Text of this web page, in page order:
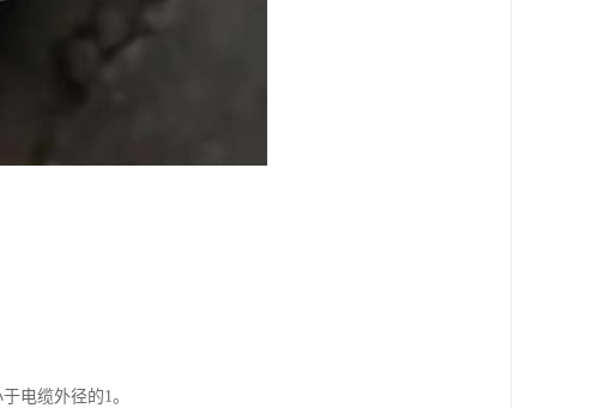
电缆外径的1。